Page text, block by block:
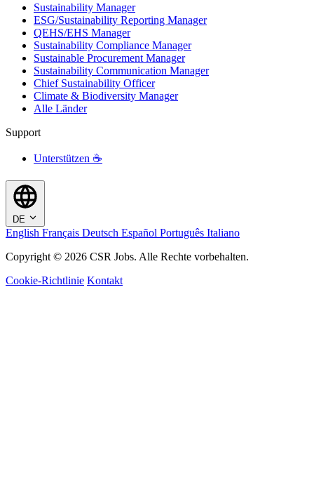
Sustainability Manager
ESG/Sustainability Reporting Manager
QEHS/EHS Manager
Sustainability Compliance Manager
Sustainable Procurement Manager
Sustainability Communication Manager
Chief Sustainability Officer
Climate & Biodiversity Manager
Alle Länder
Support
Unterstützen ☕
DE
English Français Deutsch Español Português Italiano
Copyright © 2026 CSR Jobs. Alle Rechte vorbehalten.
Cookie-Richtlinie Kontakt